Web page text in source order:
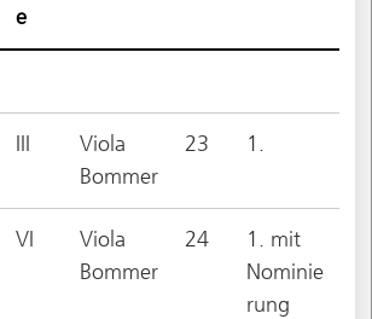
e
III
Viola
Bommer
23 1.
VI
Viola
Bommer
24
1. mit
Nominie
rung